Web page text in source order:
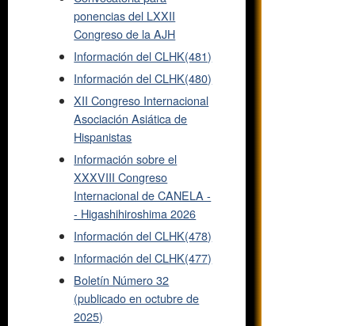
ponencias del LXXII
Congreso de la AJH
Información del CLHK(481)
Información del CLHK(480)
XII Congreso Internacional
Asociación Asiática de
Hispanistas
Información sobre el
XXXVIII Congreso
Internacional de CANELA -
- Higashihiroshima 2026
Información del CLHK(478)
Información del CLHK(477)
Boletín Número 32
(publicado en octubre de
2025)